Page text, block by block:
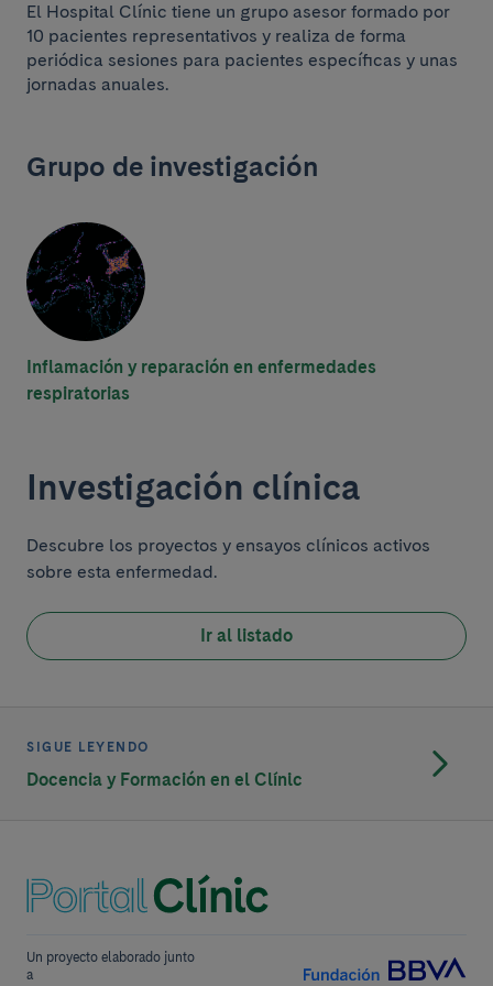
El Hospital Clínic tiene un grupo asesor formado por
10 pacientes representativos y realiza de forma
periódica sesiones para pacientes específicas y unas
jornadas anuales.
Grupo de investigación
Inflamación y reparación en enfermedades
respiratorias
Investigación clínica
Descubre los proyectos y ensayos clínicos activos
sobre esta enfermedad.
Ir al listado
SIGUE LEYENDO
Docencia y Formación en el Clínic
Un proyecto elaborado junto
a